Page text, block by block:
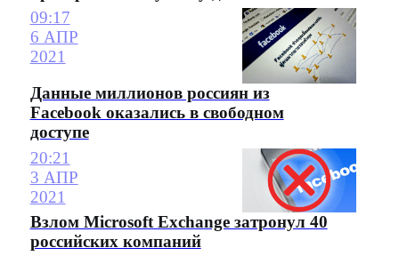
09:17
6 АПР
2021
Данные миллионов россиян из
Facebook оказались в свободном
доступе
20:21
3 АПР
2021
Взлом Microsoft Exchange затронул 40
российских компаний